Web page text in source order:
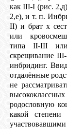
как III-I (рис.
2,е), и т. п.
II) и брат х
или
типа II-III
скрещивание
инбридинг.
отдалённые
не
родословную
какой степени